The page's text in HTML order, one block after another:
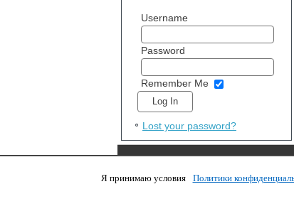
Username
Password
Remember Me
Lost your password?
Я принимаю условия
Политики